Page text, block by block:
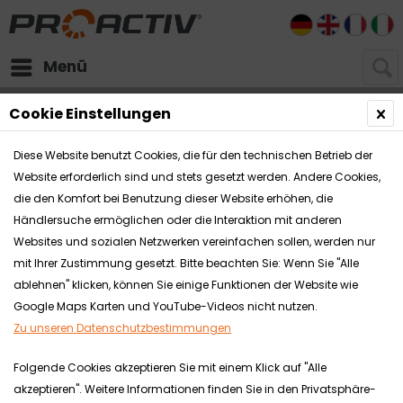
Menü
DE EN FR
Downloads
Cookie Einstellungen
Diese Website benutzt Cookies, die für den technischen Betrieb der
Website erforderlich sind und stets gesetzt werden. Andere Cookies,
die den Komfort bei Benutzung dieser Website erhöhen, die
Händlersuche ermöglichen oder die Interaktion mit anderen
Websites und sozialen Netzwerken vereinfachen sollen, werden nur
mit Ihrer Zustimmung gesetzt. Bitte beachten Sie: Wenn Sie "Alle
ablehnen" klicken, können Sie einige Funktionen der Website wie
Google Maps Karten und YouTube-Videos nicht nutzen.
Zu unseren Datenschutzbestimmungen
Folgende Cookies akzeptieren Sie mit einem Klick auf "Alle
akzeptieren". Weitere Informationen finden Sie in den Privatsphäre-